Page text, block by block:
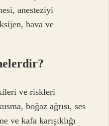
anesteziyi
hava ve
ve riskleri
boğaz ağrısı, ses
ve kafa karışıklığı